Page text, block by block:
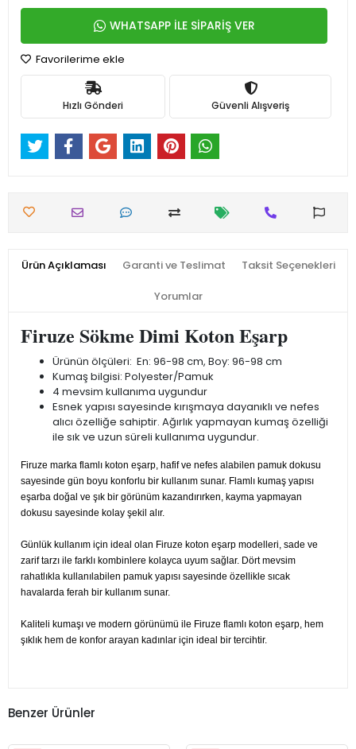
WHATSAPP İLE SİPARİŞ VER
Favorilerime ekle
Hızlı Gönderi Güvenli Alışveriş
Ürün Açıklaması Garanti ve Teslimat Taksit Seçenekleri
Yorumlar
Firuze Sökme Dimi Koton Eşarp
Ürünün ölçüleri: En: 96-98 cm, Boy: 96-98 cm
Kumaş bilgisi: Polyester/Pamuk
4 mevsim kullanıma uygundur
Esnek yapısı sayesinde kırışmaya dayanıklı ve nefes
alıcı özelliğe sahiptir. Ağırlık yapmayan kumaş özelliği
ile sık ve uzun süreli kullanıma uygundur.
Firuze marka flamlı koton eşarp, hafif ve nefes alabilen pamuk dokusu
sayesinde gün boyu konforlu bir kullanım sunar. Flamlı kumaş yapısı
eşarba doğal ve şık bir görünüm kazandırırken, kayma yapmayan
dokusu sayesinde kolay şekil alır.
Günlük kullanım için ideal olan Firuze koton eşarp modelleri, sade ve
zarif tarzı ile farklı kombinlere kolayca uyum sağlar. Dört mevsim
rahatlıkla kullanılabilen pamuk yapısı sayesinde özellikle sıcak
havalarda ferah bir kullanım sunar.
Kaliteli kumaşı ve modern görünümü ile Firuze flamlı koton eşarp, hem
şıklık hem de konfor arayan kadınlar için ideal bir tercihtir.
Benzer Ürünler